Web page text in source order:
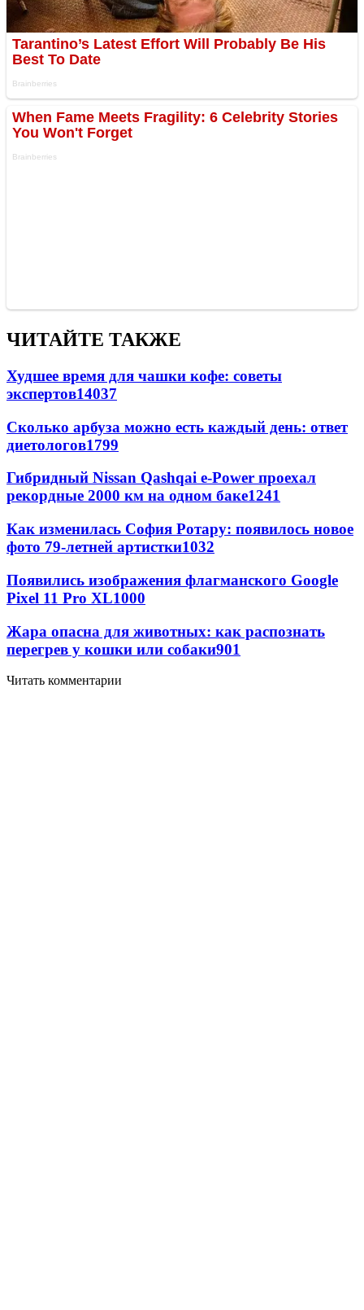
ЧИТАЙТЕ ТАКЖЕ
Худшее время для чашки кофе: советы
экспертов14037
Сколько арбуза можно есть каждый день: ответ
диетологов1799
Гибридный Nissan Qashqai e-Power проехал
рекордные 2000 км на одном баке1241
Как изменилась София Ротару: появилось новое
фото 79-летней артистки1032
Появились изображения флагманского Google
Pixel 11 Pro XL1000
Жара опасна для животных: как распознать
перегрев у кошки или собаки901
Читать комментарии